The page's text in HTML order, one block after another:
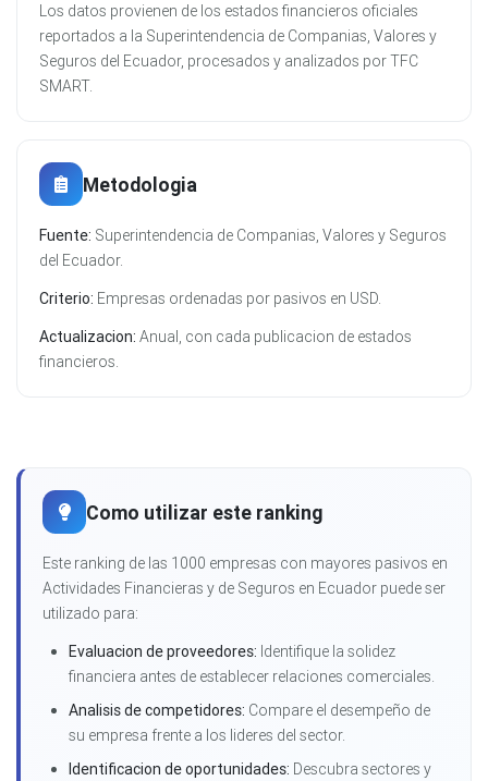
Los datos provienen de los estados financieros oficiales
reportados a la Superintendencia de Companias, Valores y
Seguros del Ecuador, procesados y analizados por TFC
SMART.
Metodologia
Fuente: Superintendencia de Companias, Valores y Seguros
del Ecuador.
Criterio: Empresas ordenadas por pasivos en USD.
Actualizacion: Anual, con cada publicacion de estados
financieros.
Como utilizar este ranking
Este ranking de las 1000 empresas con mayores pasivos en
Actividades Financieras y de Seguros en Ecuador puede ser
utilizado para:
Evaluacion de proveedores: Identifique la solidez
financiera antes de establecer relaciones comerciales.
Analisis de competidores: Compare el desempeño de
su empresa frente a los lideres del sector.
Identificacion de oportunidades: Descubra sectores y